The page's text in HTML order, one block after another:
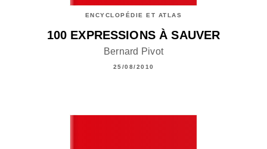
ENCYCLOPÉDIE ET ATLAS
100 EXPRESSIONS À SAUVER
Bernard Pivot
25/08/2010